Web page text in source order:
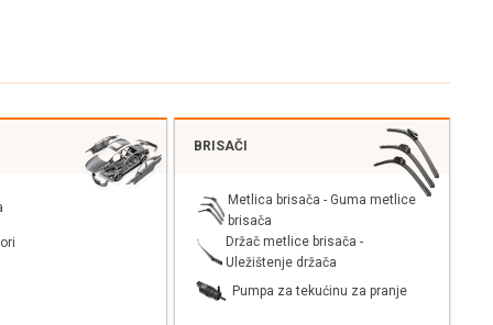
BRISAČI
Metlica brisača - Guma metlice
brisača
Držač metlice brisača -
Uležištenje držača
Pumpa za tekućinu za pranje